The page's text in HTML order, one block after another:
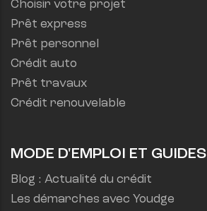
Choisir votre projet
Prêt express
Prêt personnel
Crédit auto
Prêt travaux
Crédit renouvelable
MODE D'EMPLOI ET GUIDES
Blog : Actualité du crédit
Les démarches avec Youdge